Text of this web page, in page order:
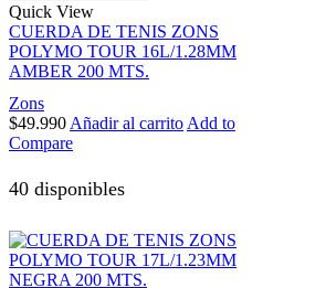
Quick View
CUERDA DE TENIS ZONS
POLYMO TOUR 16L/1.28MM
AMBER 200 MTS.
Zons
$49.990 Añadir al carrito Add to
Compare
40 disponibles